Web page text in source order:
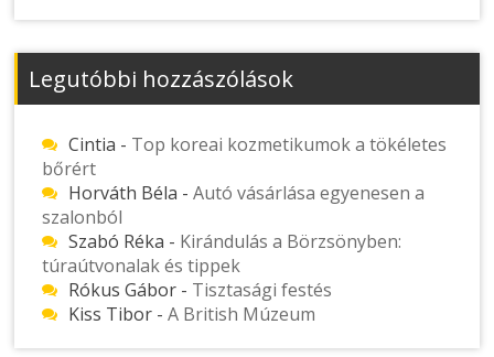
Legutóbbi hozzászólások
Cintia - Top koreai kozmetikumok a tökéletes
bőrért
Horváth Béla -Autó vásárlása egyenesen a
szalonból
Szabó Réka - Kirándulás a Börzsönyben:
túraútvonalak és tippek
Rókus Gábor - Tisztasági festés
Kiss Tibor -A British Múzeum